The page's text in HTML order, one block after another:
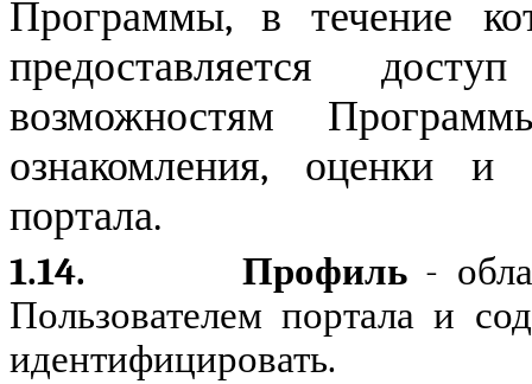
Программы, в течение
предоставляется
возможностям
ознакомления, оценки и
портала.
1.14. Профиль-
Пользователем портала и
идентифицировать.